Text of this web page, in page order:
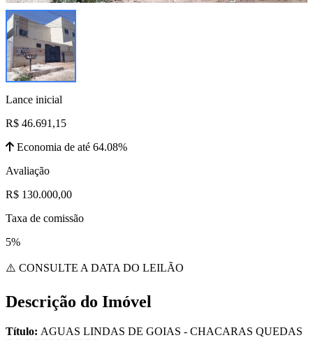
Lance inicial
R$ 46.691,15
Economia de até 64.08%
Avaliação
R$ 130.000,00
Taxa de comissão
5%
⚠️ CONSULTE A DATA DO LEILÃO
Descrição do Imóvel
Título: AGUAS LINDAS DE GOIAS - CHACARAS QUEDAS